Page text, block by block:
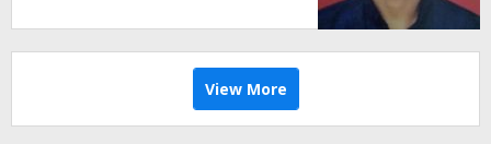
View More